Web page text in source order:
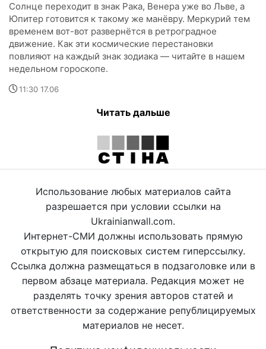
Солнце переходит в знак Рака, Венера уже во Льве, а
Юпитер готовится к такому же манёвру. Меркурий тем
временем вот-вот развернётся в ретроградное
движение. Как эти космические перестановки
повлияют на каждый знак зодиака — читайте в нашем
недельном гороскопе.
11:30 17.06
Читать дальше
Использование любых материалов сайта
разрешается при условии ссылки на
Ukrainianwall.com.
Интернет-СМИ должны использовать прямую
открытую для поисковых систем гиперссылку.
Ссылка должна размещаться в подзаголовке или в
первом абзаце материала. Редакция может не
разделять точку зрения авторов статей и
ответственности за содержание републицируемых
материалов не несет.